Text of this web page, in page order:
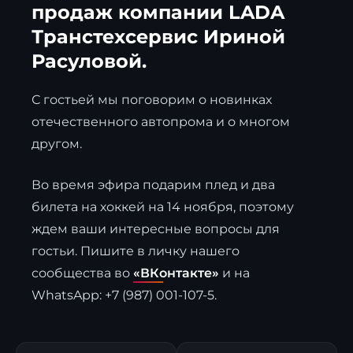
продаж компании LADA
Транстехсервис Ириной
Расуловой.
С гостьей мы поговорим о новинках
отечественного автопрома и о многом
другом.
Во время эфира подарим плед и два
билета на хоккей на 14 ноября, поэтому
ждем ваши интересные вопросы для
гостьи. Пишите в личку нашего
сообщества во «ВКонтакте» и на
WhatsApp: +7 (987) 001-107-5.